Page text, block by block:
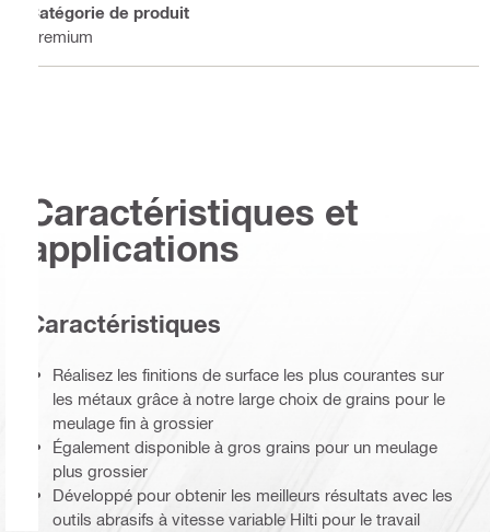
Catégorie de produit
Premium
Caractéristiques et
applications
Caractéristiques
Réalisez les finitions de surface les plus courantes sur
les métaux grâce à notre large choix de grains pour le
meulage fin à grossier
Également disponible à gros grains pour un meulage
plus grossier
Développé pour obtenir les meilleurs résultats avec les
outils abrasifs à vitesse variable Hilti pour le travail